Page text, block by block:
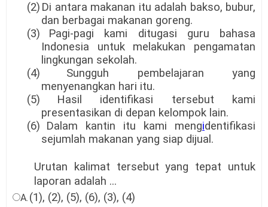
(2) Di antara makanan itu adalah bakso, bubur,
dan berbagai makanan goreng.
(3)
Pagi-pagi kami ditugasi guru bahasa
Indonesia untuk melakukan pengamatan
lingkungan sekolah.
(4)
Sungguh pembelajaran yang
menyenangkan hari itu.
(5)
Hasil identifikasi tersebut kami
presentasikan di depan kelompok lain.
(6) Dalam kantin itu kami mengidentifikasi
sejumlah makanan yang siap dijual.
Urutan kalimat tersebut yang tepat untuk
laporan adalah ...
A. (1), (2), (5), (6), (3), (4)